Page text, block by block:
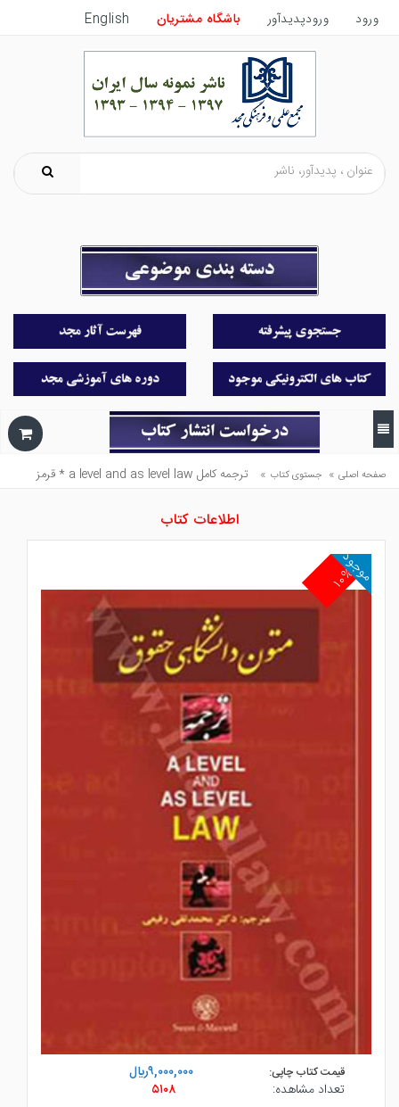
ورود ورودپدیدآور باشگاه مشتریان English
صفحه اصلی » جستوی کتاب » ترجمه كامل a level and as level law * قرمز
اطلاعات کتاب
۱۰%
موجود
قیمت کتاب چاپی:
۹,۰۰۰,۰۰۰ريال
تعداد مشاهده:
۵۱۰۸